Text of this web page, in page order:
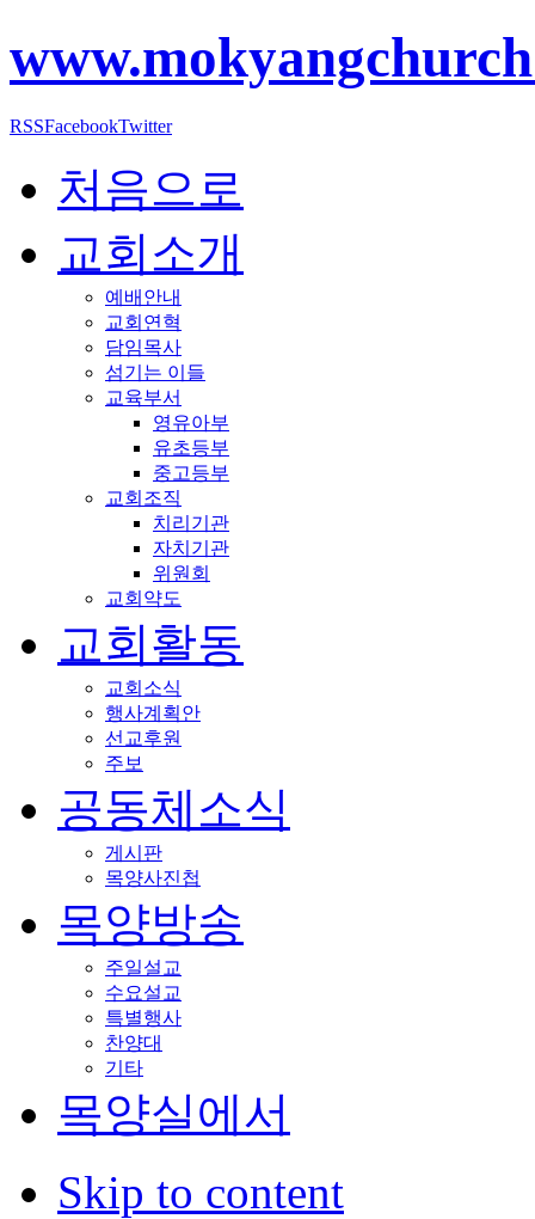
RSSFacebookTwitter
처음으로
교회소개
예배안내
교회연혁
담임목사
섬기는 이들
교육부서
영유아부
유초등부
중고등부
교회조직
치리기관
자치기관
위원회
교회약도
교회활동
교회소식
행사계획안
선교후원
주보
공동체소식
게시판
목양사진첩
목양방송
주일설교
수요설교
특별행사
찬양대
기타
목양실에서
Skip to content